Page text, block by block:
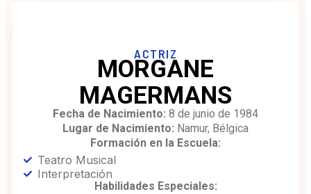
ACTRIZ
MORGANE
MAGERMANS
Fecha de Nacimiento: 8 de junio de 1984
Lugar de Nacimiento: Namur, Bélgica
Formación en la Escuela:
Teatro Musical
Interpretación
Habilidades Especiales: